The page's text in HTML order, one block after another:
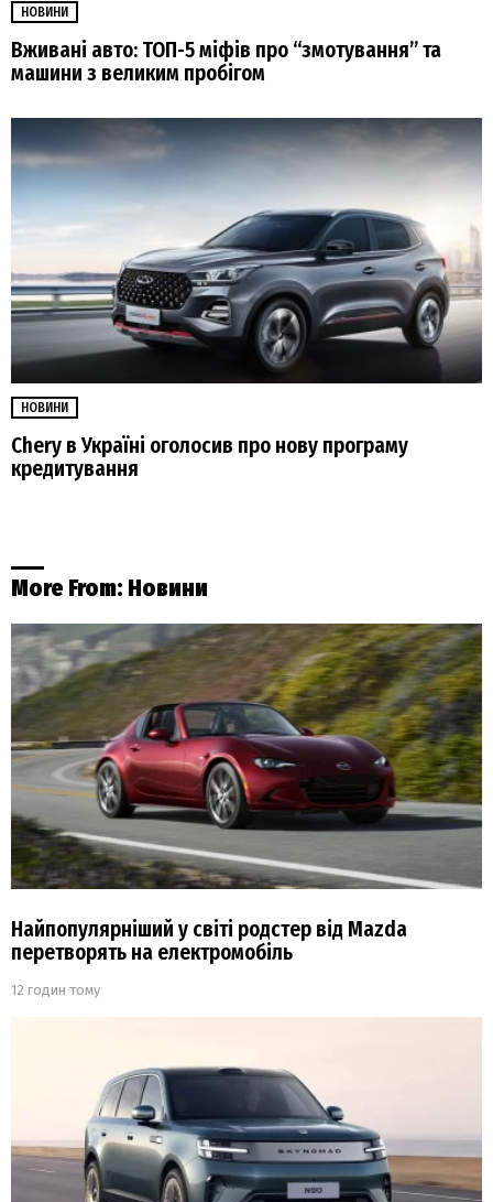
НОВИНИ
Вживані авто: ТОП-5 міфів про “змотування” та
машини з великим пробігом
НОВИНИ
Chery в Україні оголосив про нову програму
кредитування
More From: Новини
Найпопулярніший у світі родстер від Mazda
перетворять на електромобіль
12 годин тому